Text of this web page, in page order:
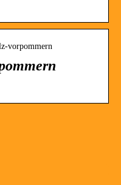
vorpommern